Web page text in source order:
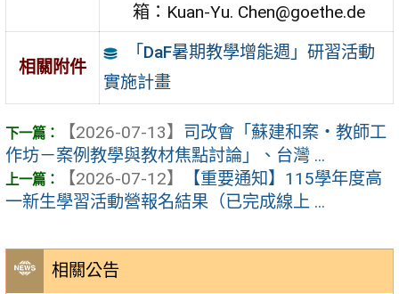
相關公告
箱：Kuan-Yu. Chen@goethe.de
相關附件
「DaF暑期教學增能週」研習活動
實施計畫
【2026-07-13】 司改會「蘇建和案・教師工
作坊－案例教學與教材焦點討論」、台灣 ...
【2026-07-12】
【重要通知】115學年度高
一新生學習活動營報名結果（已完成線上 ...